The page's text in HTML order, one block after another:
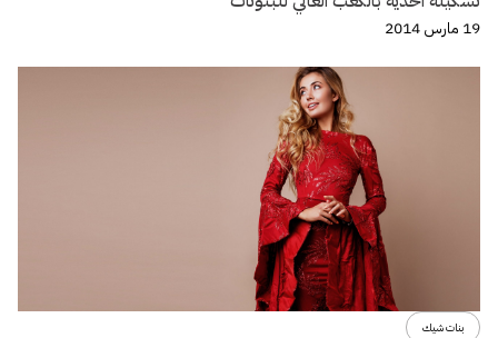
19 مارس 2014
بنات شيك